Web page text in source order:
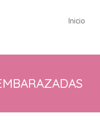
Inicio